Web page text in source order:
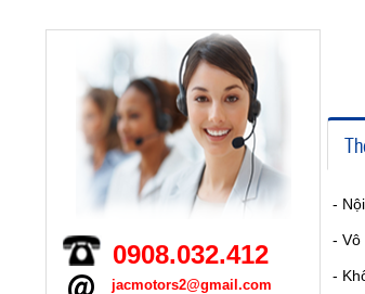
-
- Vô
-
0908.032.412
jacmotors2@gmail.com
ĐẦU KÉO JAC 2 CẦU 340HP